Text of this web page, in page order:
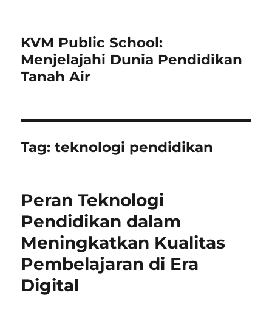
KVM Public School:
Menjelajahi Dunia Pendidikan
Tanah Air
Tag:teknologi pendidikan
Peran Teknologi
Pendidikan dalam
Meningkatkan Kualitas
Pembelajaran di Era
Digital